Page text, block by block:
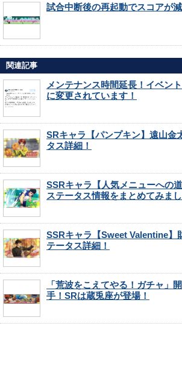
試合中断後の再起動でスコアが
関連記事
メンテナンス時間延長！イベン
に変更されています！
SRキャラ【パンプキン】遠山金
タス詳細！
SSRキャラ【人気メニューへの
ステータス情報をまとめてみまし
SSRキャラ【Sweet Valentine】
テータス詳細！
「荒波をこえてやる！ガチャ」
手！SRは蔵兎座が登場！